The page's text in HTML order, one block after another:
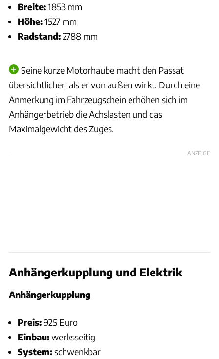
Breite:1853 mm
Höhe:1527 mm
Radstand:2788 mm
Seine kurze Motorhaube macht den Passat
übersichtlicher, als er von außen wirkt. Durch eine
Anmerkung im Fahrzeugschein erhöhen sich im
Anhängerbetrieb die Achslasten und das
Maximalgewicht des Zuges.
ANZEIGE
Anhängerkupplung und Elektrik
Anhängerkupplung
Preis:925 Euro
Einbau:werksseitig
System:schwenkbar